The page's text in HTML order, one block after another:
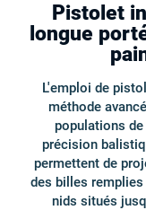
Pistolet
longue
L'emploi de
méthode
populations
précision
permettent de
des billes
nids situés